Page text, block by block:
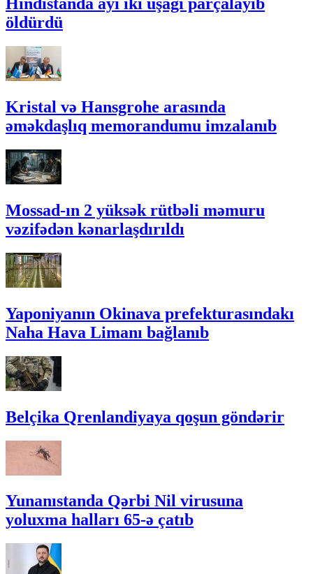
Hindistanda ayı iki uşağı parçalayıb
öldürdü
Kristal və Hansgrohe arasında
əməkdaşlıq memorandumu imzalanıb
Mossad-ın 2 yüksək rütbəli məmuru
vəzifədən kənarlaşdırıldı
Yaponiyanın Okinava prefekturasındakı
Naha Hava Limanı bağlanıb
Belçika Qrenlandiyaya qoşun göndərir
Yunanıstanda Qərbi Nil virusuna
yoluxma halları 65-ə çatıb